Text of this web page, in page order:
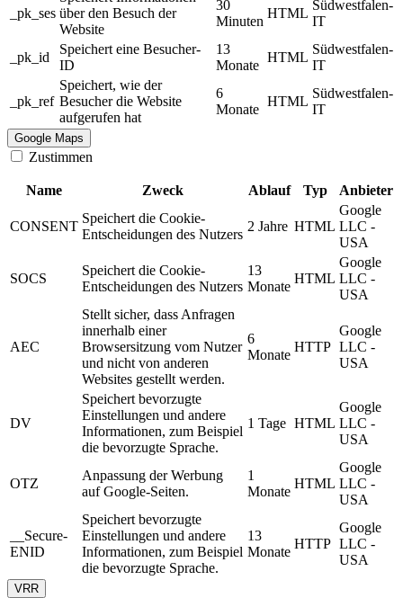
_pk_ses über den Besuch der
Website
30
Minuten
HTML
Südwestfalen-
IT
_pk_id
Speichert eine Besucher-
ID
13
Monate
HTML
Südwestfalen-
IT
_pk_ref
Speichert, wie der
Besucher die Website
aufgerufen hat
6
Monate
HTML
Südwestfalen-
IT
Google Maps
Zustimmen
Name Zweck Ablauf Typ Anbieter
CONSENT
Speichert die Cookie-
Entscheidungen des Nutzers
2 Jahre HTML
Google
LLC -
USA
SOCS
Speichert die Cookie-
Entscheidungen des Nutzers
13
Monate
HTML
Google
LLC -
USA
AEC
Stellt sicher, dass Anfragen
innerhalb einer
Browsersitzung vom Nutzer
und nicht von anderen
Websites gestellt werden.
6
Monate
HTTP
Google
LLC -
USA
DV
Speichert bevorzugte
Einstellungen und andere
Informationen, zum Beispiel
die bevorzugte Sprache.
1 Tage HTML
Google
LLC -
USA
OTZ
Anpassung der Werbung
auf Google-Seiten.
1
Monate
HTML
Google
LLC -
USA
__Secure-
ENID
Speichert bevorzugte
Einstellungen und andere
Informationen, zum Beispiel
die bevorzugte Sprache.
13
Monate
HTTP
Google
LLC -
USA
VRR